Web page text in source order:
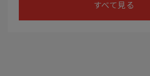
すべて見る